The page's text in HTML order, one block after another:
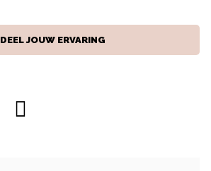
DEEL JOUW ERVARING